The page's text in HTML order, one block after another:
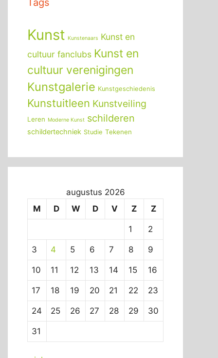
Kunst Kunstenaars Kunst en
cultuur fanclubs Kunst en
cultuur verenigingen
Kunstgalerie Kunstgeschiedenis
Kunstuitleen Kunstveiling
Leren Moderne Kunst schilderen
schildertechniek Studie Tekenen
augustus 2026
M
D W D V Z Z
1 2
3 4 5 6 7 8 9
10 11 12 13 14 15 16
17 18 19 20 21 22 23
24 25 26 27 28 29 30
31